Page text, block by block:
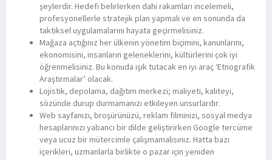
şeylerdir. Hedefi belirlerken dahi rakamları incelemeli,
profesyonellerle stratejik plan yapmalı ve en sonunda da
taktiksel uygulamalarını hayata geçirmelisiniz.
Mağaza açtığınız her ülkenin yönetim biçimini, kanunlarını,
ekonomisini, insanların geleneklerini, kültürlerini çok iyi
öğrenmelisiniz. Bu konuda ışık tutacak en iyi araç ‘Etnografik
Araştırmalar’ olacak.
Lojistik, depolama, dağıtım merkezi; maliyeti, kaliteyi,
sözünde durup durmamanızı etkileyen unsurlardır.
Web sayfanızı, broşürünüzü, reklam filminizi, sosyal medya
hesaplarınızı yabancı bir dilde geliştirirken Google tercüme
veya ucuz bir mütercimle çalışmamalısınız. Hatta bazı
içerikleri, uzmanlarla birlikte o pazar için yeniden